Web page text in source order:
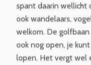
spant daarin wellicht
ook wandelaars,
welkom. De
ook nog open, je
lopen. Het vergt wel